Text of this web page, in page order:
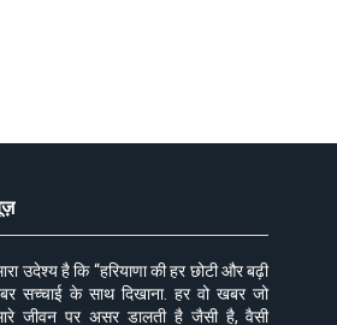
उदेश्य है कि “हरियाणा की हर छोटी और बढ़ी
सच्चाई के साथ दिखाना. हर वो खबर जो
जीवन पर असर डालती है जैसी है, वैसी